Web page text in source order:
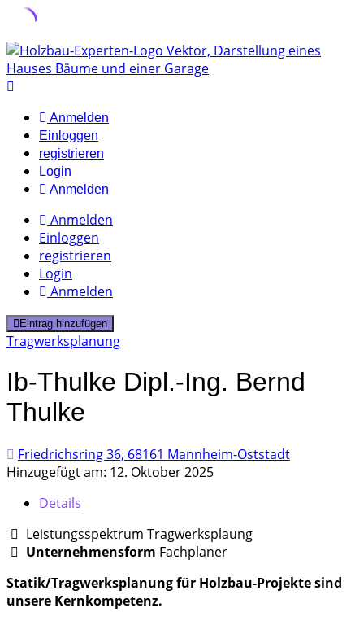
Skip
to
content
Anmelden
Einloggen
registrieren
Login
Anmelden
Anmelden
Einloggen
registrieren
Login
Anmelden
Eintrag hinzufügen
Tragwerksplanung
Ib-Thulke Dipl.-Ing. Bernd
Thulke
Friedrichsring 36, 68161 Mannheim-Oststadt
Hinzugefügt am: 12. Oktober 2025
Details
Leistungsspektrum Tragwerksplaung
Unternehmensform Fachplaner
Statik/Tragwerksplanung für Holzbau-Projekte sind
unsere Kernkompetenz.